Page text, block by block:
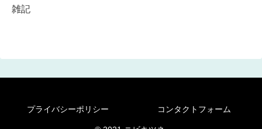
雑記
プライバシーポリシー コンタクトフォーム